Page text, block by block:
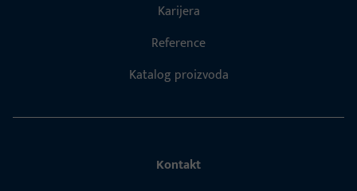
Karijera
Reference
Katalog proizvoda
Kontakt